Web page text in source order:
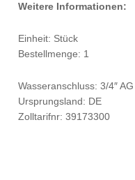
Weitere Informationen:
Einheit: Stück
Bestellmenge: 1
Wasseranschluss: 3/4″ AG
Ursprungsland: DE
Zolltarifnr: 39173300